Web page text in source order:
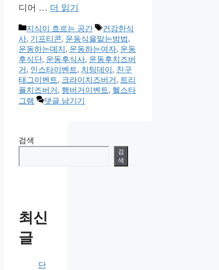
디어 … 더 읽기
카
테
고
리
지식이 흐르는 공간
태
그
건강한식
사, 기프티콘, 운동식을맡는방법,
운동하는뎨지 , 운동하는여자, 운동
후식단, 운동후식사, 운동후치즈버
거 , 인스타이벤트, 치팅데이 , 친구
태그이벤트, 크라이치즈버거 , 트리
플치즈버거 , 햄버거이벤트, 헬스타
그램
댓글 남기기
검색
검
색
최신
글
단